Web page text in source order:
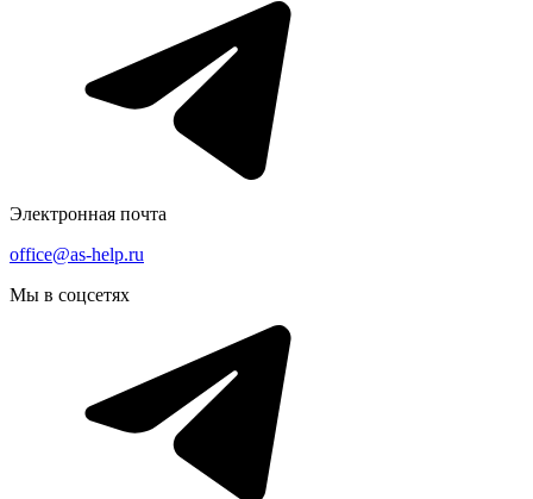
Электронная почта
office@as-help.ru
Мы в соцсетях